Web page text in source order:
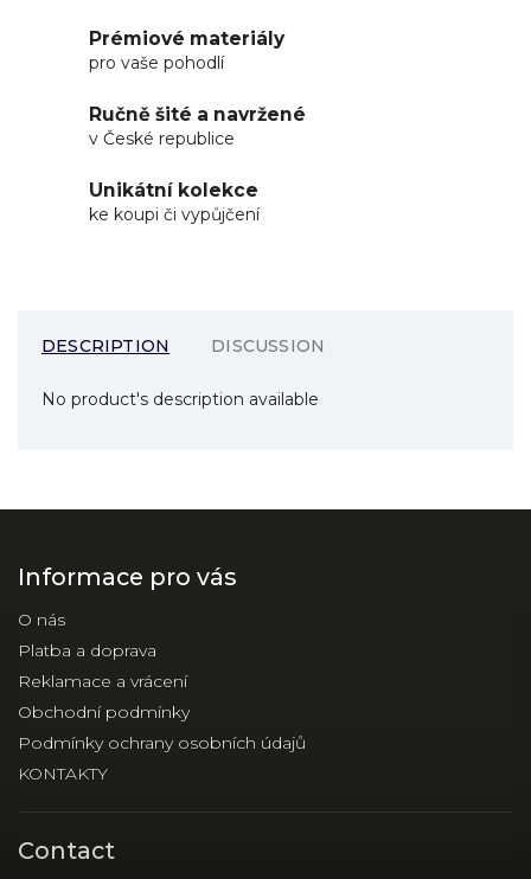
Prémiové materiály
pro vaše pohodlí
Ručně šité a navržené
v České republice
Unikátní kolekce
ke koupi či vypůjčení
DESCRIPTION DISCUSSION
No product's description available
Informace pro vás
O nás
Platba a doprava
Reklamace a vrácení
Obchodní podmínky
Podmínky ochrany osobních údajů
KONTAKTY
Contact